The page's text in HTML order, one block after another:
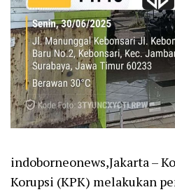
indoborneonews,Jakarta –
Korupsi (KPK) melakukan